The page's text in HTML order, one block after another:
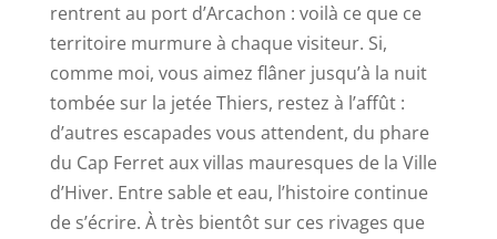
rentrent au port d’Arcachon : voilà ce que ce
territoire murmure à chaque visiteur. Si,
comme moi, vous aimez flâner jusqu’à la nuit
tombée sur la jetée Thiers, restez à l’affût :
d’autres escapades vous attendent, du phare
du Cap Ferret aux villas mauresques de la Ville
d’Hiver. Entre sable et eau, l’histoire continue
de s’écrire. À très bientôt sur ces rivages que